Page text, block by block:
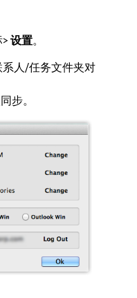
设置。
人/任务文件夹对
步。